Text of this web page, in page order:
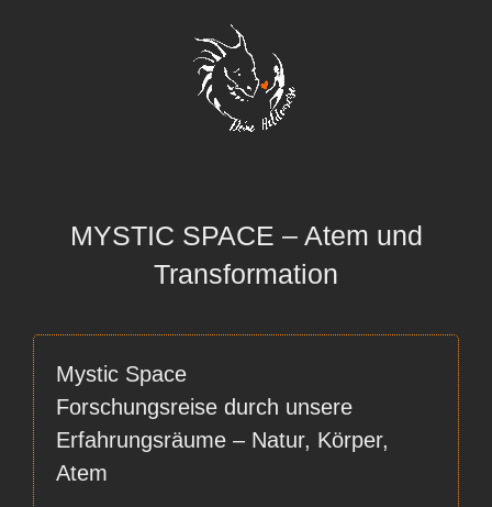
MYSTIC SPACE – Atem und
Transformation
Mystic Space
Forschungsreise durch unsere
Erfahrungsräume – Natur, Körper,
Atem